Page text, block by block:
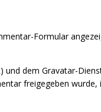
Formular
dem Gravatar-
freigegeben